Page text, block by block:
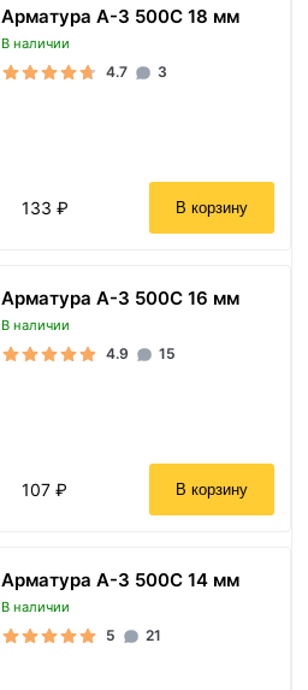
Арматура А-3 500С 18 мм
В наличии
4.7 3
133 ₽ В корзину
Арматура А-3 500С 16 мм
В наличии
4.9 15
107 ₽ В корзину
Арматура А-3 500С 14 мм
В наличии
5 21